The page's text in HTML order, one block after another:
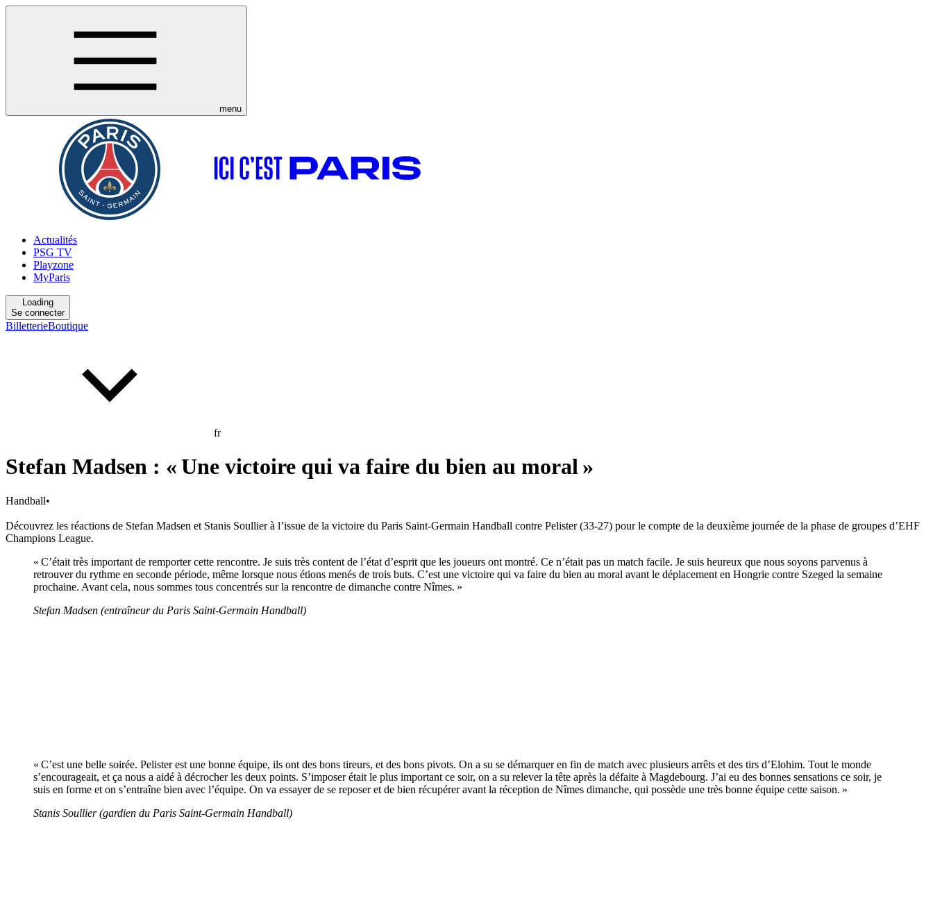
menu
Actualités
PSG TV
Playzone
MyParis
Loading
Se connecter
BilletterieBoutique
fr
Stefan Madsen : « Une victoire qui va faire du bien au moral »
Handball•
Découvrez les réactions de Stefan Madsen et Stanis Soullier à l’issue de la victoire du Paris Saint-Germain Handball contre Pelister (33-27) pour le compte de la deuxième journée de la phase de groupes d’EHF
Champions League.
« C’était très important de remporter cette rencontre. Je suis très content de l’état d’esprit que les joueurs ont montré. Ce n’était pas un match facile. Je suis heureux que nous soyons parvenus à
retrouver du rythme en seconde période, même lorsque nous étions menés de trois buts. C’est une victoire qui va faire du bien au moral avant le déplacement en Hongrie contre Szeged la semaine
prochaine. Avant cela, nous sommes tous concentrés sur la rencontre de dimanche contre Nîmes. »
Stefan Madsen (entraîneur du Paris Saint-Germain Handball)
« C’est une belle soirée. Pelister est une bonne équipe, ils ont des bons tireurs, et des bons pivots. On a su se démarquer en fin de match avec plusieurs arrêts et des tirs d’Elohim. Tout le monde
s’encourageait, et ça nous a aidé à décrocher les deux points. S’imposer était le plus important ce soir, on a su relever la tête après la défaite à Magdebourg. J’ai eu des bonnes sensations ce soir, je
suis en forme et on s’entraîne bien avec l’équipe. On va essayer de se reposer et de bien récupérer avant la réception de Nîmes dimanche, qui possède une très bonne équipe cette saison. »
Stanis Soullier (gardien du Paris Saint-Germain Handball)